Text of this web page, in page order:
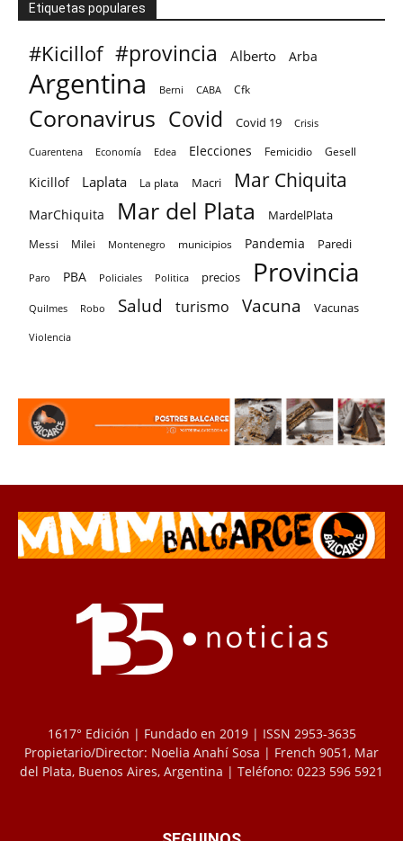
Etiquetas populares
#Kicillof #provincia Alberto Arba
Argentina Berni CABA Cfk
Coronavirus Covid Covid 19 Crisis
Cuarentena Economía Edea Elecciones Femicidio Gesell
Kicillof Laplata La plata Macri Mar Chiquita
MarChiquita Mar del Plata MardelPlata
Messi Milei Montenegro municipios Pandemia Paredi
Paro PBA Policiales Politica precios Provincia
Quilmes Robo Salud turismo Vacuna Vacunas
Violencia
1617° Edición | Fundado en 2019 | ISSN 2953-3635
Propietario/Director: Noelia Anahí Sosa | French 9051, Mar
del Plata, Buenos Aires, Argentina | Teléfono: 0223 596 5921